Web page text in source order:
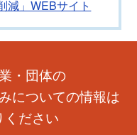
減」WEBサイト
・団体の
についての情報は
ください